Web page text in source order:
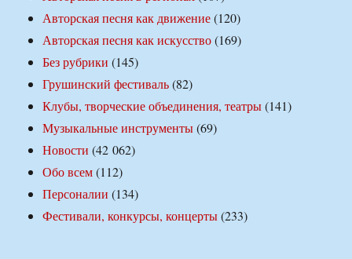
Авторская песня как движение(120)
Авторская песня как искусство(169)
Без рубрики (145)
Грушинский фестиваль(82)
Клубы, творческие объединения, театры(141)
Музыкальные инструменты(69)
Новости (42 062)
Обо всем(112)
Персоналии (134)
Фестивали, конкурсы, концерты(233)